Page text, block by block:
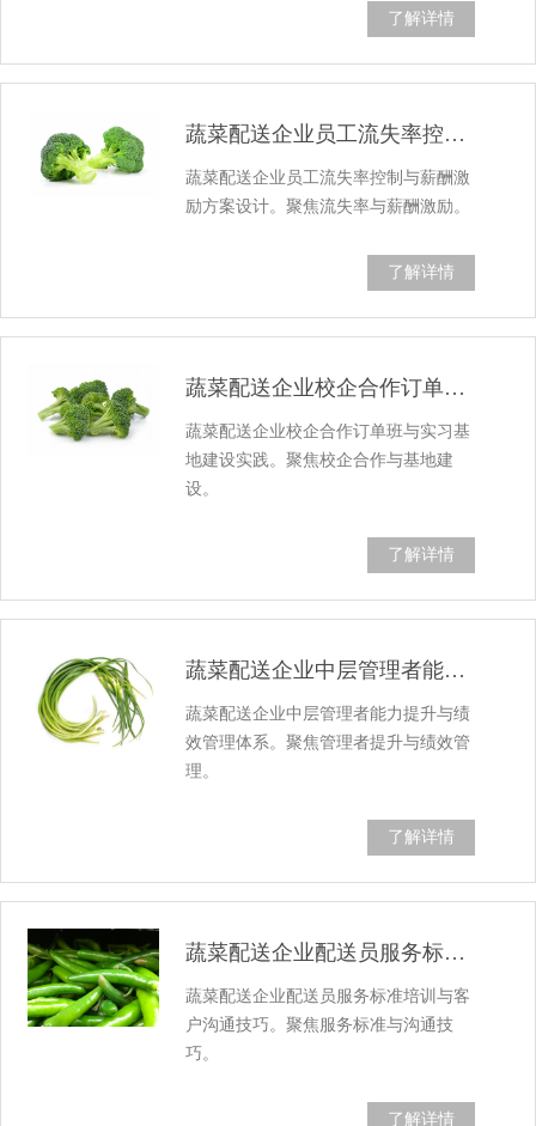
了解详情
蔬菜配送企业员工流失率控制与薪酬激励方案...
蔬菜配送企业员工流失率控制与薪酬激
励方案设计。聚焦流失率与薪酬激励。
了解详情
蔬菜配送企业校企合作订单班与实习基地建设...
蔬菜配送企业校企合作订单班与实习基
地建设实践。聚焦校企合作与基地建
设。
了解详情
蔬菜配送企业中层管理者能力提升与绩效管理...
蔬菜配送企业中层管理者能力提升与绩
效管理体系。聚焦管理者提升与绩效管
理。
了解详情
蔬菜配送企业配送员服务标准培训与客户沟通...
蔬菜配送企业配送员服务标准培训与客
户沟通技巧。聚焦服务标准与沟通技
巧。
了解详情